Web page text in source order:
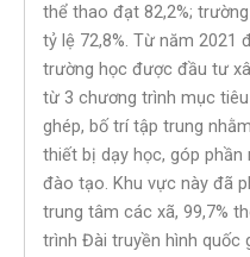
thể thao đạt 82,2%;
tỷ lệ 72,8%. Từ năm 2021
trường học được đầu tư
từ 3 chương trình mục
ghép, bố trí tập trung
thiết bị dạy học, góp
đào tạo. Khu vực này đã
trung tâm các xã, 99,7%
trình Đài truyền hình quốc